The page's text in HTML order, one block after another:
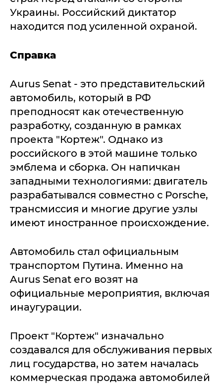
Украины. Российский диктатор
находится под усиленной охраной.
Справка
Aurus Senat - это представительский
автомобиль, который в РФ
преподносят как отечественную
разработку, созданную в рамках
проекта "Кортеж". Однако из
российского в этой машине только
эмблема и сборка. Он напичкан
западными технологиями: двигатель
разрабатывался совместно с Porsche,
трансмиссия и многие другие узлы
имеют иностранное происхождение.
Автомобиль стал официальным
транспортом Путина. Именно на
Aurus Senat его возят на
официальные мероприятия, включая
инаугурации.
Проект "Кортеж" изначально
создавался для обслуживания первых
лиц государства, но затем началась
коммерческая продажа автомобилей